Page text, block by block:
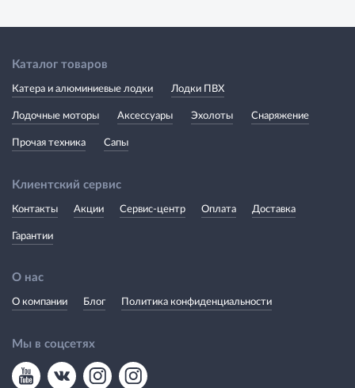
Каталог товаров
Катера и алюминиевые лодки Лодки ПВХ
Лодочные моторы Аксессуары Эхолоты Снаряжение
Прочая техника Сапы
Клиентский сервис
Контакты Акции Сервис-центр Оплата Доставка
Гарантии
О нас
О компании Блог Политика конфиденциальности
Мы в соцсетях